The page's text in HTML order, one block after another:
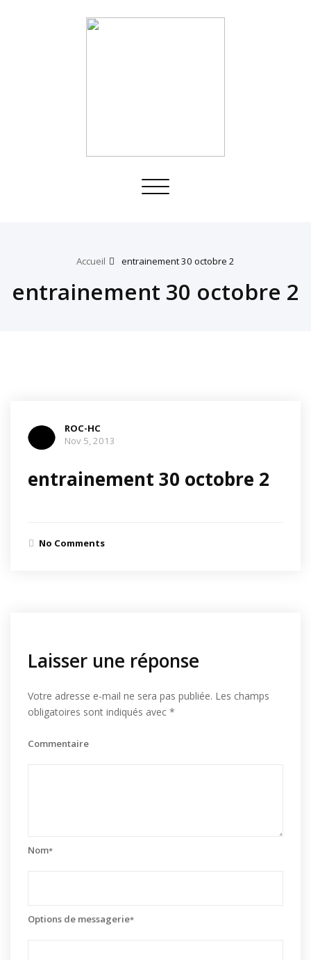
Toggle
Accueil entrainement 30 octobre 2
entrainement 30 octobre 2
ROC-HC
Nov 5, 2013
entrainement 30 octobre 2
No Comments
Laisser une réponse
Votre adresse e-mail ne sera pas publiée. Les champs
obligatoires sont indiqués avec *
Commentaire
Nom*
Options de messagerie*